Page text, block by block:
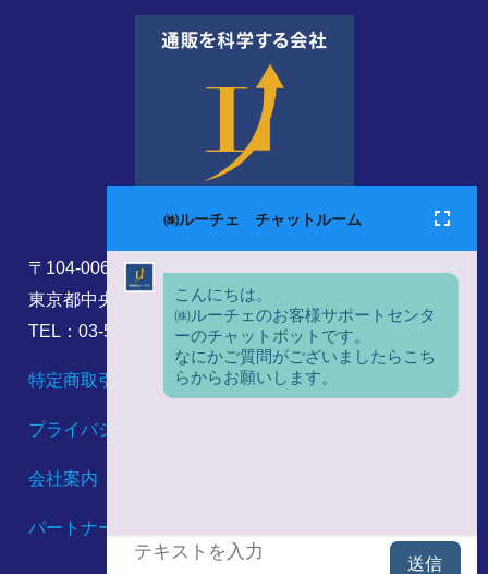
〒104-0061
東京都中央区銀座8丁目17番5号
TEL：03-5860-6173
特定商取引法に基づく表記
プライバシーポリシー
会社案内
パートナーシップ構築宣言